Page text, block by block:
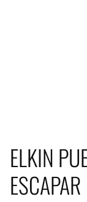
ELKIN
ESCAPAR